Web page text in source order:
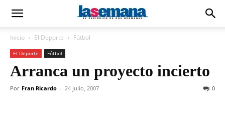
Inicio El Deporte Fútbol
El Deporte Fútbol
Arranca un proyecto incierto
Por Fran Ricardo - 24 julio, 2007 0